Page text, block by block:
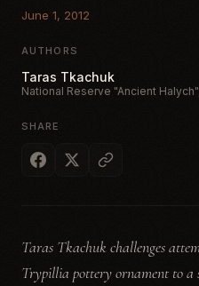
June 1, 2012
AUTHORS
Taras Tkachuk
National Reserve "Ancient
SHARE
Taras Tkachuk challenges
Trypillia pottery ornament to a